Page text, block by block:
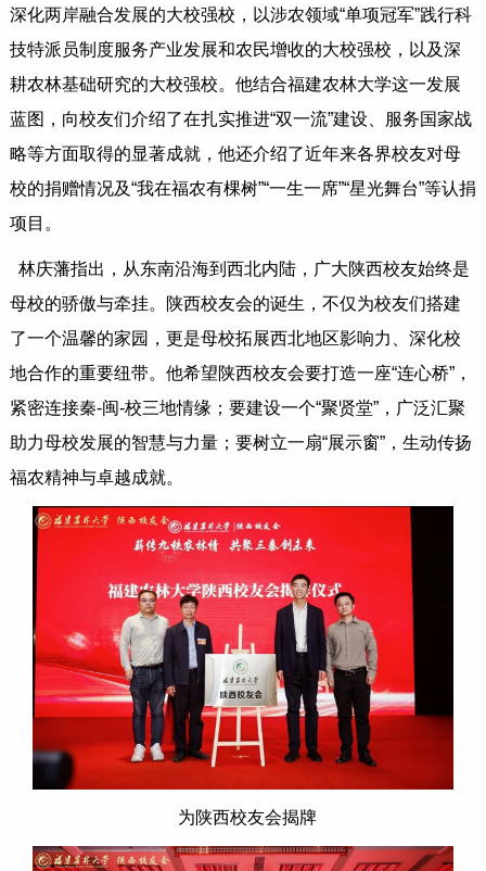
深化两岸融合发展的大校强校，以涉农领域“单项冠军”践行科
技特派员制度服务产业发展和农民增收的大校强校，以及深
耕农林基础研究的大校强校。他结合福建农林大学这一发展
蓝图，向校友们介绍了在扎实推进“双一流”建设、服务国家战
略等方面取得的显著成就，他还介绍了近年来各界校友对母
校的捐赠情况及“我在福农有棵树”“一生一席”“星光舞台”等认捐
项目。
林庆藩指出，从东南沿海到西北内陆，广大陕西校友始终是
母校的骄傲与牵挂。陕西校友会的诞生，不仅为校友们搭建
了一个温馨的家园，更是母校拓展西北地区影响力、深化校
地合作的重要纽带。他希望陕西校友会要打造一座“连心桥”，
紧密连接秦-闽-校三地情缘；要建设一个“聚贤堂”，广泛汇聚
助力母校发展的智慧与力量；要树立一扇“展示窗”，生动传扬
福农精神与卓越成就。
为陕西校友会揭牌